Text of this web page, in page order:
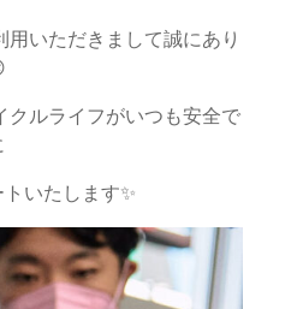
用いただきまして誠にあり
クルライフがいつも安全で
いたします✨